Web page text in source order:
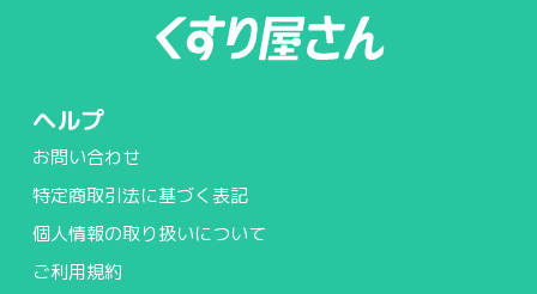
ヘルプ
お問い合わせ
特定商取引法に基づく表記
個人情報の取り扱いについて
ご利用規約